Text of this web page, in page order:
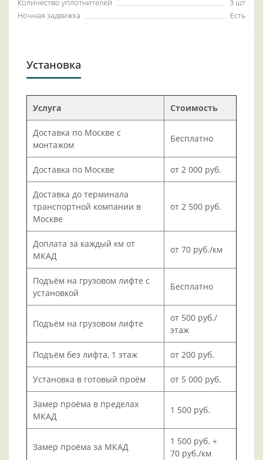
Количество уплотнителей
3 шт
Ночная задвижка
Есть
Установка
Услуга Стоимость
Доставка по Москве с
монтажом
Бесплатно
Доставка по Москве от 2 000 руб.
Доставка до терминала
транспортной компании в
Москве
от 2 500 руб.
Доплата за каждый км от
МКАД
от 70 руб./км
Подъём на грузовом лифте с
установкой
Бесплатно
Подъём на грузовом лифте
от 500 руб./
этаж
Подъём без лифта, 1 этаж от 200 руб.
Установка в готовый проём от 5 000 руб.
Замер проёма в пределах
МКАД
1 500 руб.
Замер проёма за МКАД
1 500 руб. +
70 руб./км